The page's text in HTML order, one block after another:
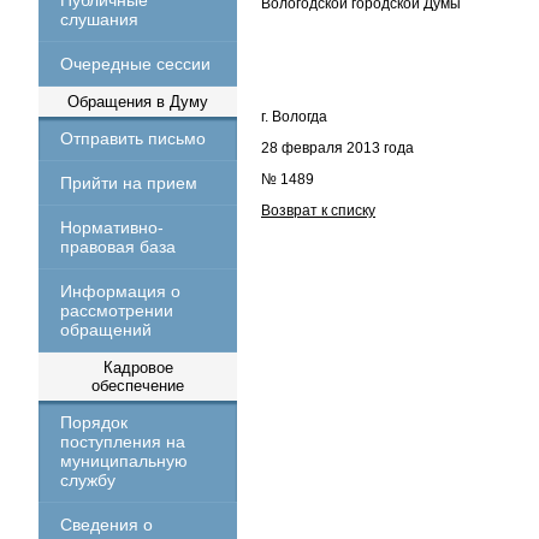
слушания
Очередные сессии
Обращения в Думу
Отправить письмо
Прийти на прием
Нормативно-
правовая база
Информация о
рассмотрении
обращений
Кадровое
обеспечение
Порядок
поступления на
муниципальную
службу
Сведения о
Вологодской городской Думы
г. Вологда
28 февраля 2013 года
№ 1489
Возврат к списку